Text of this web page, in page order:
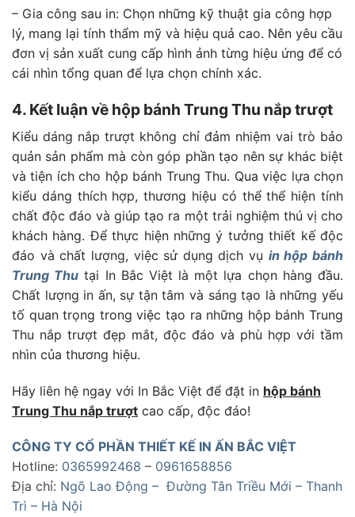
– Gia công sau in: Chọn những kỹ thuật gia công hợp
lý, mang lại tính thẩm mỹ và hiệu quả cao. Nên yêu cầu
đơn vị sản xuất cung cấp hình ảnh từng hiệu ứng để có
cái nhìn tổng quan để lựa chọn chính xác.
4. Kết luận về hộp bánh Trung Thu nắp trượt
Kiểu dáng nắp trượt không chỉ đảm nhiệm vai trò bảo
quản sản phẩm mà còn góp phần tạo nên sự khác biệt
và tiện ích cho hộp bánh Trung Thu. Qua việc lựa chọn
kiểu dáng thích hợp, thương hiệu có thể thể hiện tính
chất độc đáo và giúp tạo ra một trải nghiệm thú vị cho
khách hàng. Để thực hiện những ý tưởng thiết kế độc
đáo và chất lượng, việc sử dụng dịch vụ in hộp bánh
Trung Thu tại In Bắc Việt là một lựa chọn hàng đầu.
Chất lượng in ấn, sự tận tâm và sáng tạo là những yếu
tố quan trọng trong việc tạo ra những hộp bánh Trung
Thu nắp trượt đẹp mắt, độc đáo và phù hợp với tầm
nhìn của thương hiệu.
Hãy liên hệ ngay với In Bắc Việt để đặt in hộp bánh
Trung Thu nắp trượt cao cấp, độc đáo!
CÔNG TY CỔ PHẦN THIẾT KẾ IN ẤN BẮC VIỆT
Hotline: 0365992468 – 0961658856
Địa chỉ: Ngõ Lao Động – Đường Tân Triều Mới – Thanh
Trì – Hà Nội